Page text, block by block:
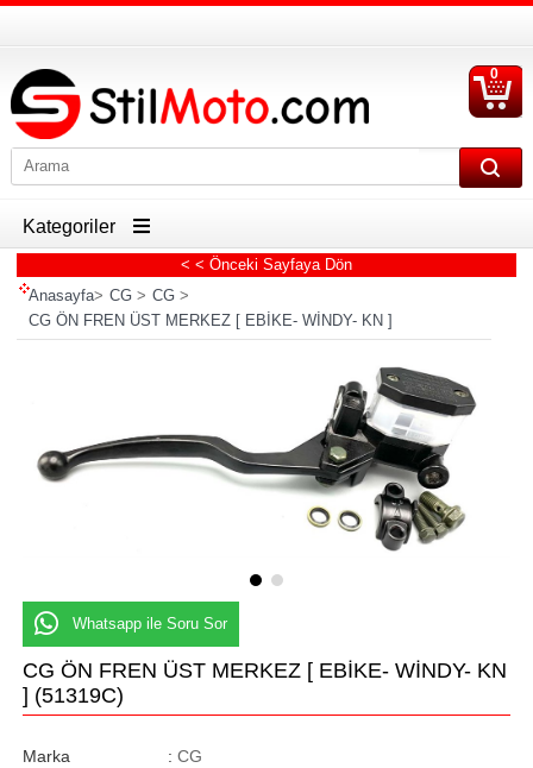
0
Kategoriler
Anasayfa> CG> CG>
CG ÖN FREN ÜST MERKEZ [ EBİKE- WİNDY- KN ]
< < Önceki Sayfaya Dön
Whatsapp ile Soru Sor
CG ÖN FREN ÜST MERKEZ [ EBİKE- WİNDY- KN
] (51319C)
Marka : CG